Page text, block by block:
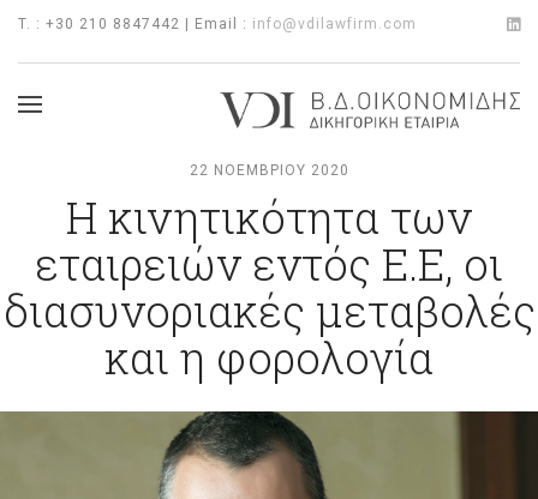
T. : +30 210 8847442 | Email : info@vdilawfirm.com
22 ΝΟΕΜΒΡΊΟΥ 2020
Η κινητικότητα των
εταιρειών εντός Ε.Ε, οι
διασυνοριακές μεταβολές
και η φορολογία